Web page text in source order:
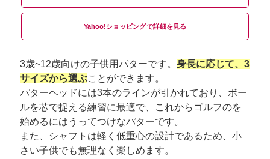
Yahoo!ショッピング
3歳~12歳向けの子供用パターです。 身長に応じて、3
サイズから選ぶことができます。
パターヘッドには3本のラインが引かれており、ボー
ルを芯で捉える練習に最適で、これからゴルフのを
始めるにはうってつけなパターです。
また、シャフトは軽く低重心の設計であるため、小
さい子供でも無理なく楽しめます。